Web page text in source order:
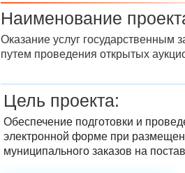
Наименование
Оказание услуг государственным
путем проведения открытых
Цель проекта:
Обеспечение подготовки и
электронной форме при
муниципального заказов на